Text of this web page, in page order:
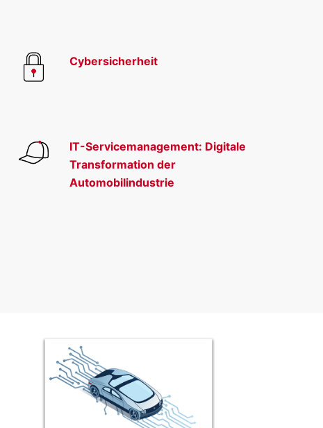
Cybersicherheit
IT-Servicemanagement: Digitale
Transformation der
Automobilindustrie